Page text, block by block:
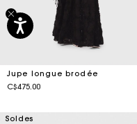
Jupe longue brodée
C$475.00
Soldes